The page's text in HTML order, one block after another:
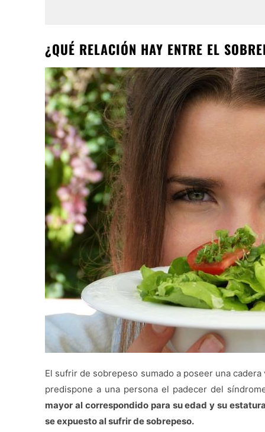
¿QUÉ RELACIÓN HAY ENTRE EL
El sufrir de sobrepeso sumado a poseer una
predispone a una persona el padecer del
mayor al correspondido para su edad y su
se expuesto al sufrir de sobrepeso.